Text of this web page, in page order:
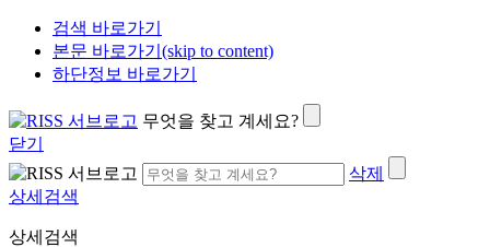
검색 바로가기
본문 바로가기(skip to content)
하단정보 바로가기
무엇을 찾고 계세요?
닫기
삭제
상세검색
상세검색